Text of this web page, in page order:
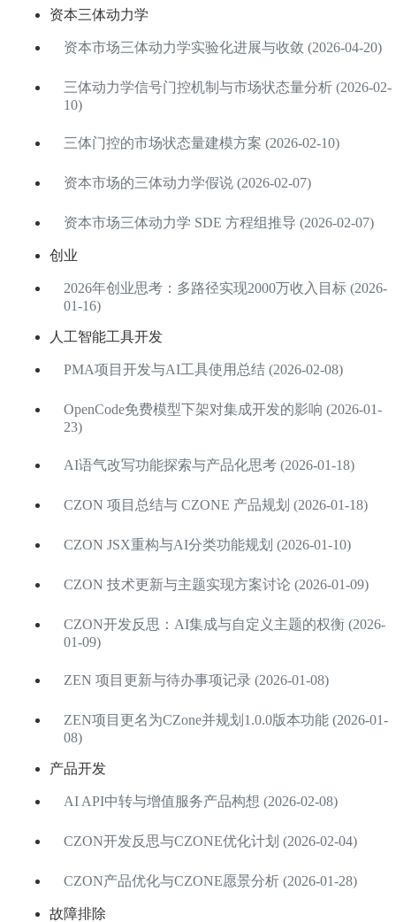
资本三体动力学
资本市场三体动力学实验化进展与收敛 (2026-04-20)
三体动力学信号门控机制与市场状态量分析 (2026-02-
10)
三体门控的市场状态量建模方案 (2026-02-10)
资本市场的三体动力学假说 (2026-02-07)
资本市场三体动力学 SDE 方程组推导 (2026-02-07)
创业
2026年创业思考：多路径实现2000万收入目标 (2026-
01-16)
人工智能工具开发
PMA项目开发与AI工具使用总结 (2026-02-08)
OpenCode免费模型下架对集成开发的影响 (2026-01-
23)
AI语气改写功能探索与产品化思考 (2026-01-18)
CZON 项目总结与 CZONE 产品规划 (2026-01-18)
CZON JSX重构与AI分类功能规划 (2026-01-10)
CZON 技术更新与主题实现方案讨论 (2026-01-09)
CZON开发反思：AI集成与自定义主题的权衡 (2026-
01-09)
ZEN 项目更新与待办事项记录 (2026-01-08)
ZEN项目更名为CZone并规划1.0.0版本功能 (2026-01-
08)
产品开发
AI API中转与增值服务产品构想 (2026-02-08)
CZON开发反思与CZONE优化计划 (2026-02-04)
CZON产品优化与CZONE愿景分析 (2026-01-28)
故障排除